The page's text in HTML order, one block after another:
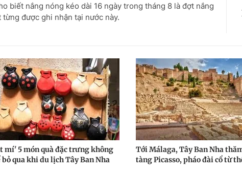
biết nắng nóng kéo dài 16 ngày trong tháng 8 là đợt nắng
được ghi nhận tại nước này.
mí' 5 món quà đặc trưng không
bỏ qua khi du lịch Tây Ban Nha
Tới Málaga, Tây Ban Nha
tàng Picasso, pháo đài cổ từ